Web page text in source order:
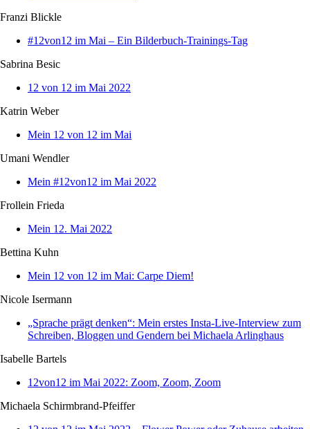
Franzi Blickle
#12von12 im Mai – Ein Bilderbuch-Trainings-Tag
Sabrina Besic
12 von 12 im Mai 2022
Katrin Weber
Mein 12 von 12 im Mai
Umani Wendler
Mein #12von12 im Mai 2022
Frollein Frieda
Mein 12. Mai 2022
Bettina Kuhn
Mein 12 von 12 im Mai: Carpe Diem!
Nicole Isermann
„Sprache prägt denken“: Mein erstes Insta-Live-Interview zum
Schreiben, Bloggen und Gendern bei Michaela Arlinghaus
Isabelle Bartels
12von12 im Mai 2022: Zoom, Zoom, Zoom
Michaela Schirmbrand-Pfeiffer